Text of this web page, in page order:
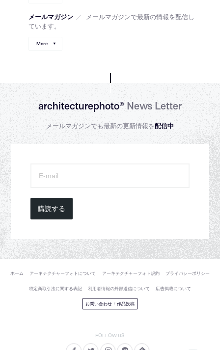
メールマガジン ／
メールマガジンで最新の情報を配信し
ています。
More
architecturephoto®News Letter
メールマガジンでも最新の更新情報を配信中
購読する
ホーム アーキテクチャーフォトについて アーキテクチャーフォト規約 プライバシーポリシー
特定商取引法に関する表記 利用者情報の外部送信について 広告掲載について
お問い合わせ / 作品投稿